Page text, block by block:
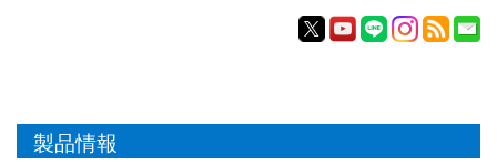
製品情報